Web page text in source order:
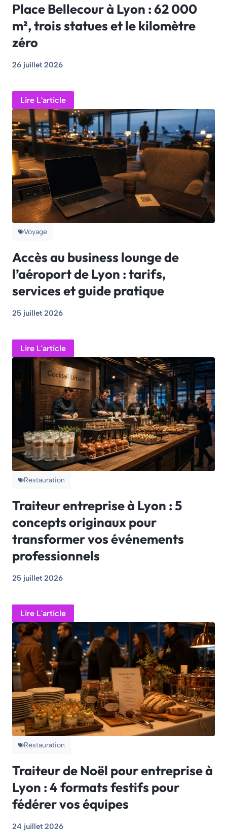
Place Bellecour à Lyon : 62 000
m², trois statues et le kilomètre
zéro
26 juillet 2026
Lire L'article
Voyage
Accès au business lounge de
l’aéroport de Lyon : tarifs,
services et guide pratique
25 juillet 2026
Lire L'article
Restauration
Traiteur entreprise à Lyon : 5
concepts originaux pour
transformer vos événements
professionnels
25 juillet 2026
Lire L'article
Restauration
Traiteur de Noël pour entreprise à
Lyon : 4 formats festifs pour
fédérer vos équipes
24 juillet 2026